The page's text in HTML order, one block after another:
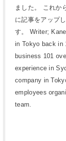
ました。 これか
に記事をアップ
す。 Writer;
in Tokyo back in
business 101
experience in
company in
employees
team.